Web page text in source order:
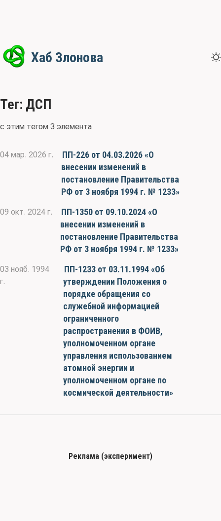
Хаб Злонова
Тег: ДСП
с этим тегом 3 элемента
04 мар. 2026 г.
ПП-226 от 04.03.2026 «О
внесении изменений в
постановление Правительства
РФ от 3 ноября 1994 г. № 1233»
09 окт. 2024 г.
ПП-1350 от 09.10.2024 «О
внесении изменений в
постановление Правительства
РФ от 3 ноября 1994 г. № 1233»
03 нояб. 1994
г.
ПП-1233 от 03.11.1994 «Об
утверждении Положения о
порядке обращения со
служебной информацией
ограниченного
распространения в ФОИВ,
уполномоченном органе
управления использованием
атомной энергии и
уполномоченном органе по
космической деятельности»
Реклама (эксперимент)